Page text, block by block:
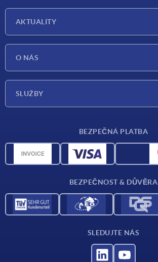
AKTUALITY
O NÁS
SLUŽBY
CAD data
BEZPEČNÁ PLATBA
BEZPEČNOST & DŮVĚRA
SLEDUJTE NÁS